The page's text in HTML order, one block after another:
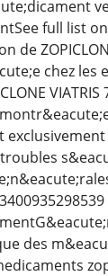
full list
de
chez les
des